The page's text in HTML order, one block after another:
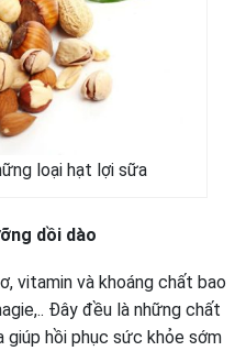
loại hạt lợi sữa
dồi dào
vitamin và khoáng chất bao
Đây đều là những chất
hồi phục sức khỏe sớm